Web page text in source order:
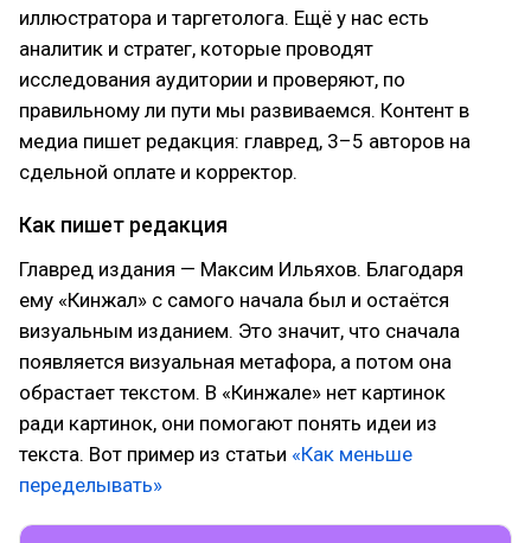
иллюстратора и таргетолога. Ещё у нас есть
аналитик и стратег, которые проводят
исследования аудитории и проверяют, по
правильному ли пути мы развиваемся. Контент в
медиа пишет редакция: главред, 3–5 авторов на
сдельной оплате и корректор.
Как пишет редакция
Главред издания — Максим Ильяхов. Благодаря
ему «Кинжал» с самого начала был и остаётся
визуальным изданием. Это значит, что сначала
появляется визуальная метафора, а потом она
обрастает текстом. В «Кинжале» нет картинок
ради картинок, они помогают понять идеи из
текста. Вот пример из статьи «Как меньше
переделывать»